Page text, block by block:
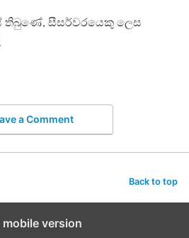
තිබුණේ, සීසර්වරයෙකු ලෙස
a Comment
Back to top
mobile version